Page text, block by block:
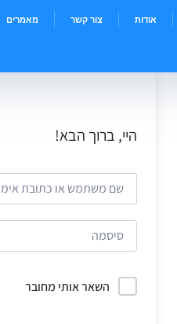
אודות צור קשר מאמרים
היי, ברוך הבא!
השאר אותי מחובר